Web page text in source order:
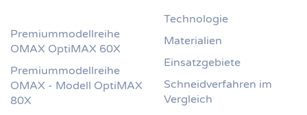
Premiummodellreihe
OMAX OptiMAX 60X
Premiummodellreihe
OMAX - Modell OptiMAX
80X
Technologie
Materialien
Einsatzgebiete
Schneidverfahren im
Vergleich